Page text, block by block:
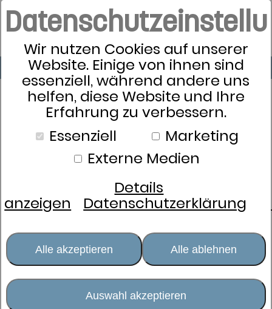
Wir nutzen Cookies auf unserer
Website. Einige von ihnen sind
essenziell, während andere uns
helfen, diese Website und Ihre
Erfahrung zu verbessern.
Essenziell
Marketing
Externe Medien
Details
anzeigen Datenschutzerklärung
Alle akzeptieren Alle ablehnen
Auswahl akzeptieren
Matratze 19cm H2 medium
E Rundbezug